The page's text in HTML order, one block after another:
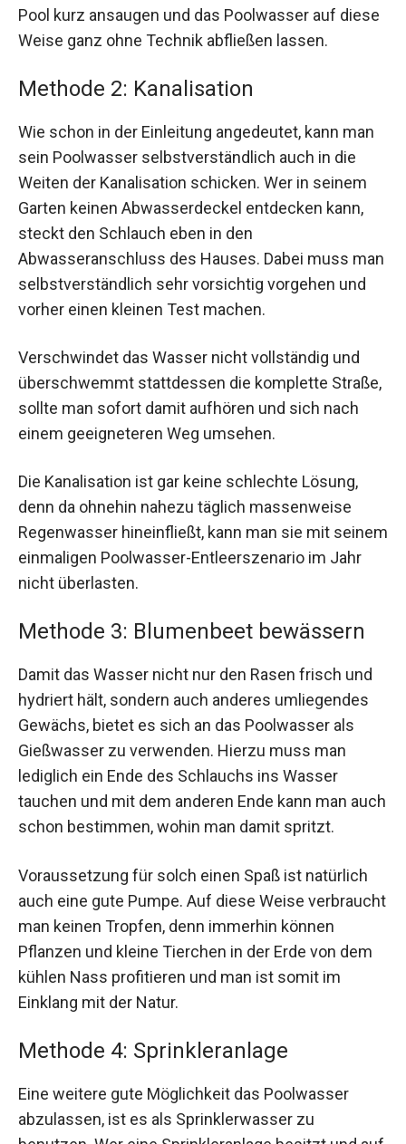
Pool kurz ansaugen und das Poolwasser auf diese
Weise ganz ohne Technik abfließen lassen.
Methode 2: Kanalisation
Wie schon in der Einleitung angedeutet, kann man
sein Poolwasser selbstverständlich auch in die
Weiten der Kanalisation schicken. Wer in seinem
Garten keinen Abwasserdeckel entdecken kann,
steckt den Schlauch eben in den
Abwasseranschluss des Hauses. Dabei muss man
selbstverständlich sehr vorsichtig vorgehen und
vorher einen kleinen Test machen.
Verschwindet das Wasser nicht vollständig und
überschwemmt stattdessen die komplette Straße,
sollte man sofort damit aufhören und sich nach
einem geeigneteren Weg umsehen.
Die Kanalisation ist gar keine schlechte Lösung,
denn da ohnehin nahezu täglich massenweise
Regenwasser hineinfließt, kann man sie mit seinem
einmaligen Poolwasser-Entleerszenario im Jahr
nicht überlasten.
Methode 3: Blumenbeet bewässern
Damit das Wasser nicht nur den Rasen frisch und
hydriert hält, sondern auch anderes umliegendes
Gewächs, bietet es sich an das Poolwasser als
Gießwasser zu verwenden. Hierzu muss man
lediglich ein Ende des Schlauchs ins Wasser
tauchen und mit dem anderen Ende kann man auch
schon bestimmen, wohin man damit spritzt.
Voraussetzung für solch einen Spaß ist natürlich
auch eine gute Pumpe. Auf diese Weise verbraucht
man keinen Tropfen, denn immerhin können
Pflanzen und kleine Tierchen in der Erde von dem
kühlen Nass profitieren und man ist somit im
Einklang mit der Natur.
Methode 4: Sprinkleranlage
Eine weitere gute Möglichkeit das Poolwasser
abzulassen, ist es als Sprinklerwasser zu